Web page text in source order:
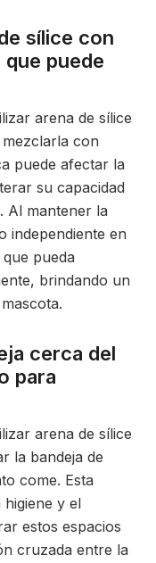
sílice con
puede
arena de sílice
con
puede afectar la
su capacidad
Al mantener la
independiente en
pueda
brindando un
cerca del
para
arena de sílice
la bandeja de
come. Esta
y el
estos espacios
cruzada entre la